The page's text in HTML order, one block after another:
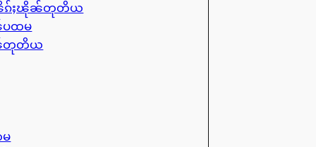
းၼိၵ်ႈၽိုၼ်တုတိယ
ပထမ
ၼ်တုတိယ
မ